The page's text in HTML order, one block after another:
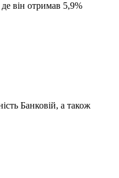
він отримав 5,9%
Банковій, а також